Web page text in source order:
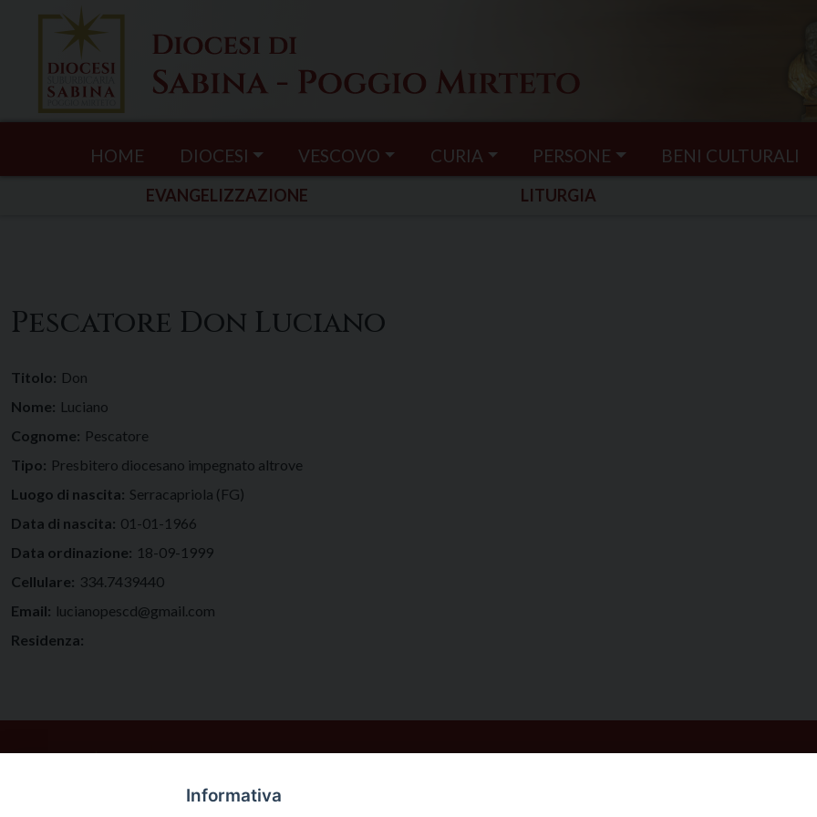
HOME DIOCESI VESCOVO CURIA PERSONE BENI CULTURALI
EVANGELIZZAZIONE LITURGIA
Pescatore Don Luciano
Titolo: Don
Nome: Luciano
Cognome: Pescatore
Tipo: Presbitero diocesano impegnato altrove
Luogo di nascita: Serracapriola (FG)
Data di nascita: 01-01-1966
Data ordinazione: 18-09-1999
Cellulare: 334.7439440
Email: lucianopescd@gmail.com
Residenza:
Informativa